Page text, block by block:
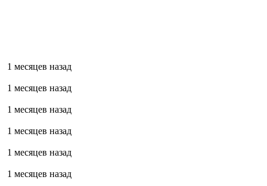
1 месяцев назад
1 месяцев назад
1 месяцев назад
1 месяцев назад
1 месяцев назад
1 месяцев назад